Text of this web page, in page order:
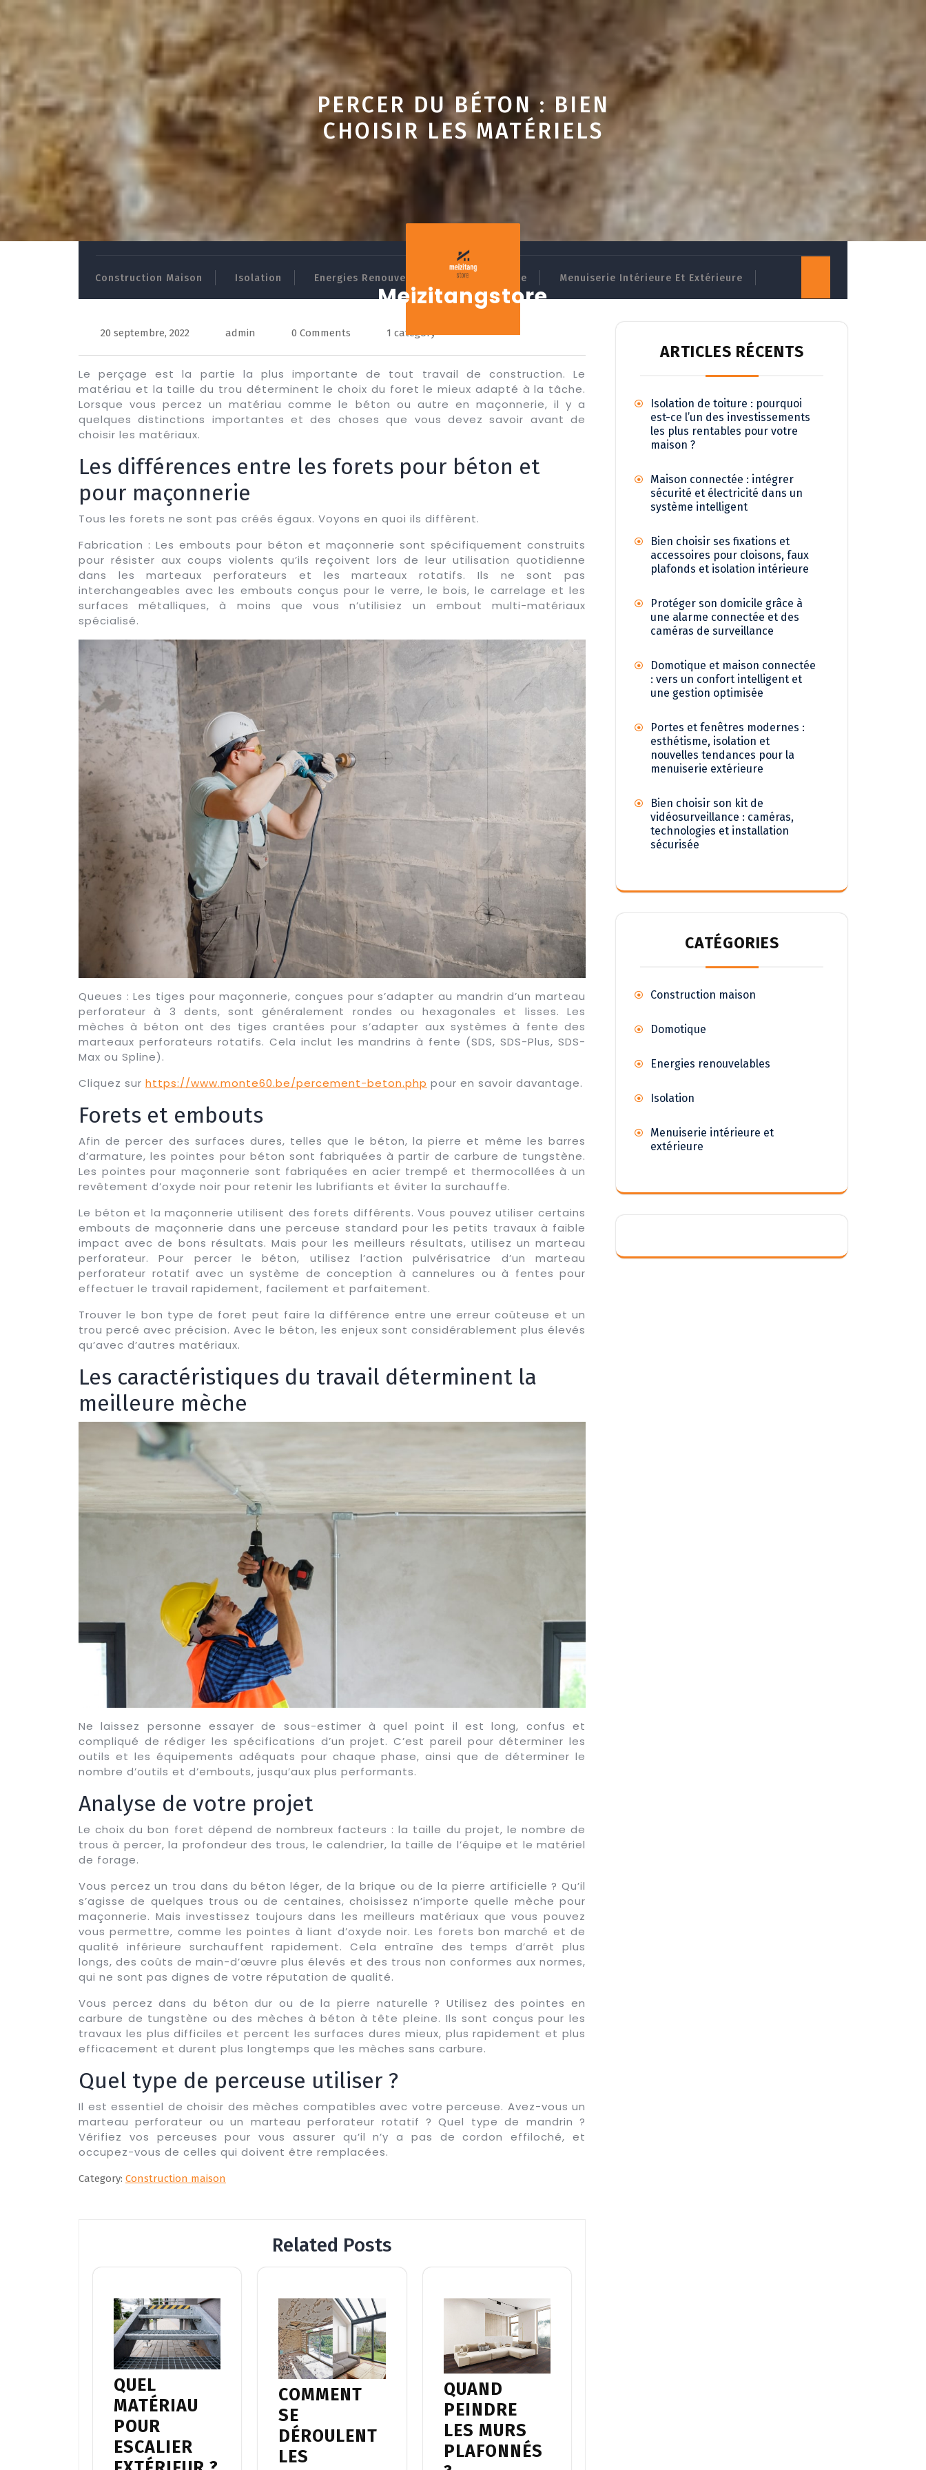
PERCER DU BÉTON : BIEN
CHOISIR LES MATÉRIELS
Meizitangstore
Construction Maison Isolation Energies Renouvelables Domotique Menuiserie Intérieure Et Extérieure
20 septembre, 2022 admin 0 Comments 1 category
Le perçage est la partie la plus importante de tout travail de construction. Le
matériau et la taille du trou déterminent le choix du foret le mieux adapté à la tâche.
Lorsque vous percez un matériau comme le béton ou autre en maçonnerie, il y a
quelques distinctions importantes et des choses que vous devez savoir avant de
choisir les matériaux.
Les différences entre les forets pour béton et
pour maçonnerie
Tous les forets ne sont pas créés égaux. Voyons en quoi ils diffèrent.
Fabrication : Les embouts pour béton et maçonnerie sont spécifiquement construits
pour résister aux coups violents qu’ils reçoivent lors de leur utilisation quotidienne
dans les marteaux perforateurs et les marteaux rotatifs. Ils ne sont pas
interchangeables avec les embouts conçus pour le verre, le bois, le carrelage et les
surfaces métalliques, à moins que vous n’utilisiez un embout multi-matériaux
spécialisé.
Queues : Les tiges pour maçonnerie, conçues pour s’adapter au mandrin d’un marteau
perforateur à 3 dents, sont généralement rondes ou hexagonales et lisses. Les
mèches à béton ont des tiges crantées pour s’adapter aux systèmes à fente des
marteaux perforateurs rotatifs. Cela inclut les mandrins à fente (SDS, SDS-Plus, SDS-
Max ou Spline).
Cliquez sur https://www.monte60.be/percement-beton.php pour en savoir davantage.
Forets et embouts
Afin de percer des surfaces dures, telles que le béton, la pierre et même les barres
d’armature, les pointes pour béton sont fabriquées à partir de carbure de tungstène.
Les pointes pour maçonnerie sont fabriquées en acier trempé et thermocollées à un
revêtement d’oxyde noir pour retenir les lubrifiants et éviter la surchauffe.
Le béton et la maçonnerie utilisent des forets différents. Vous pouvez utiliser certains
embouts de maçonnerie dans une perceuse standard pour les petits travaux à faible
impact avec de bons résultats. Mais pour les meilleurs résultats, utilisez un marteau
perforateur. Pour percer le béton, utilisez l’action pulvérisatrice d’un marteau
perforateur rotatif avec un système de conception à cannelures ou à fentes pour
effectuer le travail rapidement, facilement et parfaitement.
Trouver le bon type de foret peut faire la différence entre une erreur coûteuse et un
trou percé avec précision. Avec le béton, les enjeux sont considérablement plus élevés
qu’avec d’autres matériaux.
Les caractéristiques du travail déterminent la
meilleure mèche
Ne laissez personne essayer de sous-estimer à quel point il est long, confus et
compliqué de rédiger les spécifications d’un projet. C’est pareil pour déterminer les
outils et les équipements adéquats pour chaque phase, ainsi que de déterminer le
nombre d’outils et d’embouts, jusqu’aux plus performants.
Analyse de votre projet
Le choix du bon foret dépend de nombreux facteurs : la taille du projet, le nombre de
trous à percer, la profondeur des trous, le calendrier, la taille de l’équipe et le matériel
de forage.
Vous percez un trou dans du béton léger, de la brique ou de la pierre artificielle ? Qu’il
s’agisse de quelques trous ou de centaines, choisissez n’importe quelle mèche pour
maçonnerie. Mais investissez toujours dans les meilleurs matériaux que vous pouvez
vous permettre, comme les pointes à liant d’oxyde noir. Les forets bon marché et de
qualité inférieure surchauffent rapidement. Cela entraîne des temps d’arrêt plus
longs, des coûts de main-d’œuvre plus élevés et des trous non conformes aux normes,
qui ne sont pas dignes de votre réputation de qualité.
Vous percez dans du béton dur ou de la pierre naturelle ? Utilisez des pointes en
carbure de tungstène ou des mèches à béton à tête pleine. Ils sont conçus pour les
travaux les plus difficiles et percent les surfaces dures mieux, plus rapidement et plus
efficacement et durent plus longtemps que les mèches sans carbure.
Quel type de perceuse utiliser ?
Il est essentiel de choisir des mèches compatibles avec votre perceuse. Avez-vous un
marteau perforateur ou un marteau perforateur rotatif ? Quel type de mandrin ?
Vérifiez vos perceuses pour vous assurer qu’il n’y a pas de cordon effiloché, et
occupez-vous de celles qui doivent être remplacées.
Category: Construction maison
Related Posts
QUEL
MATÉRIAU
POUR
ESCALIER
COMMENT
SE
DÉROULENT
LES
QUAND
PEINDRE
LES MURS
PLAFONNÉS
ARTICLES RÉCENTS
Isolation de toiture : pourquoi
est-ce l’un des investissements
les plus rentables pour votre
maison ?
Maison connectée : intégrer
sécurité et électricité dans un
système intelligent
Bien choisir ses fixations et
accessoires pour cloisons, faux
plafonds et isolation intérieure
Protéger son domicile grâce à
une alarme connectée et des
caméras de surveillance
Domotique et maison connectée
: vers un confort intelligent et
une gestion optimisée
Portes et fenêtres modernes :
esthétisme, isolation et
nouvelles tendances pour la
menuiserie extérieure
Bien choisir son kit de
vidéosurveillance : caméras,
technologies et installation
sécurisée
CATÉGORIES
Construction maison
Domotique
Energies renouvelables
Isolation
Menuiserie intérieure et
extérieure